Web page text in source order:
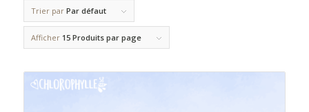
Trier par Par défaut
Afficher 15 Produits par page